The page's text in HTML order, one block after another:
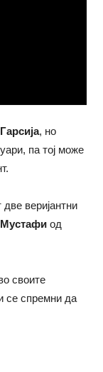
, но
па тој може
веријантни
од
своите
се спремни да